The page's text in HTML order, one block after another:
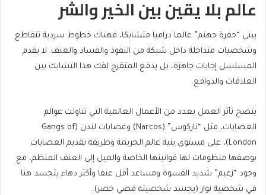
عالم بلا يقين بين الخير والشر
يبني “حفرة جهنم” عالما دراميا متشابكا، فهناك خطوط سردية تتقاطع
وشخصيات متداخلة داخل شبكة من النفوذ والفساد والعنف. لا يقدم
المسلسل إجابات جاهزة، بل يدفع المتفرج لفك هذا التشابك بين
العلاقات والدوافع.
يتضح تأثر العمل بعدد من الأعمال العالمية التي تناولت عوالم
العصابات، مثل “ناركوس” (Narcos) وعصابات لندن (Gangs of
London)، على مستوى بنية عالم الجريمة وطريقة تقديم العصابات
بوصفها منظومات لها قوانينها الخاصة والميل إلى العنف المنظم، مع
وجود “زعيم” شديد القسوة ومساعد أقل عنفا وأكثر دهاء يتجسد هنا
في شخصية نوار (يجسد شخصيته قصي خضر).